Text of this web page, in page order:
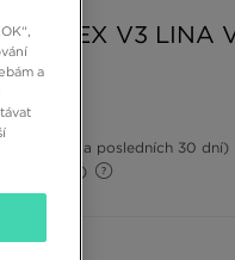
V3 LINA
cena za posledních 30 dní)
(Původní cena)
a